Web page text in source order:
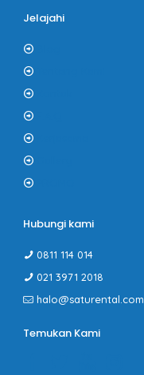
Jelajahi
Hubungi kami
0811 114 014
021 3971 2018
halo@saturental.com
Temukan Kami